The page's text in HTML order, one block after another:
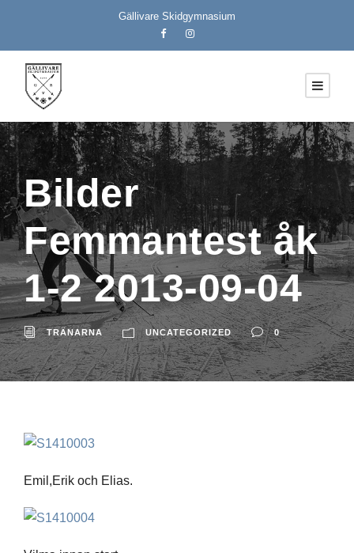
Gällivare Skidgymnasium
Bilder
Femmantest åk
1-2 2013-09-04
TRÄNARNA UNCATEGORIZED 0
Emil,Erik och Elias.